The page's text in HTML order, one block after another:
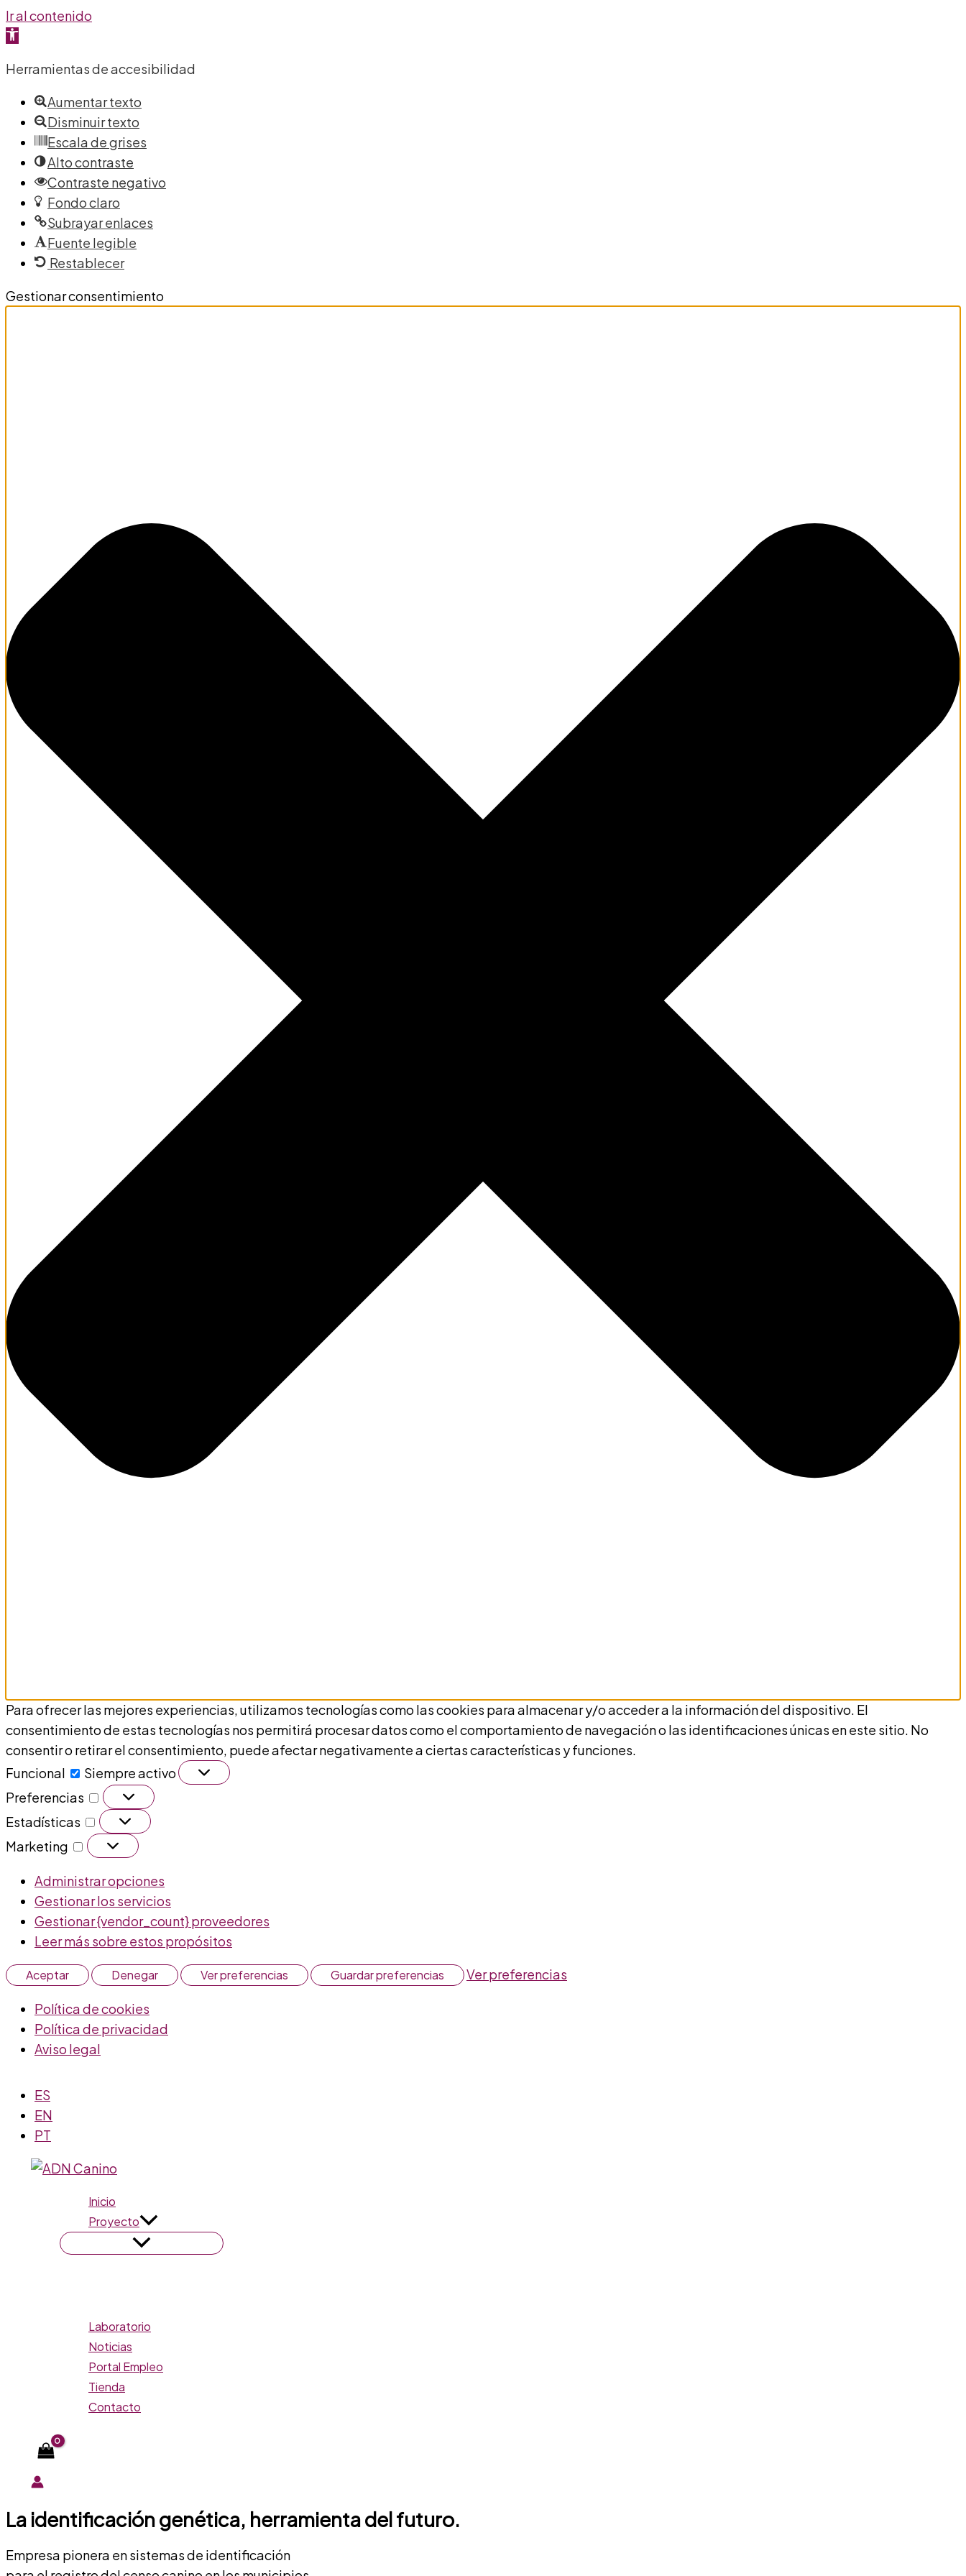
Ir al contenido
Abrir barra de herramientas
Herramientas de accesibilidad
Aumentar texto
Disminuir texto
Escala de grises
Alto contraste
Contraste negativo
Fondo claro
Subrayar enlaces
Fuente legible
Restablecer
Gestionar consentimiento
Para ofrecer las mejores experiencias, utilizamos tecnologías como las cookies para almacenar y/o acceder a la información del dispositivo. El
consentimiento de estas tecnologías nos permitirá procesar datos como el comportamiento de navegación o las identificaciones únicas en este sitio. No
consentir o retirar el consentimiento, puede afectar negativamente a ciertas características y funciones.
Funcional
Funcional
Siempre activo
Preferencias
Preferencias
Estadísticas
Estadísticas
Marketing
Marketing
Administrar opciones
Gestionar los servicios
Gestionar {vendor_count} proveedores
Leer más sobre estos propósitos
Aceptar Denegar Ver preferencias Guardar preferencias Ver preferencias
Política de cookies
Política de privacidad
Aviso legal
contenido
ES
EN
PT
Inicio
Proyecto
Laboratorio
Noticias
Portal Empleo
Tienda
Contacto
La identificación genética, herramienta del futuro.
Empresa pionera en sistemas de identificación